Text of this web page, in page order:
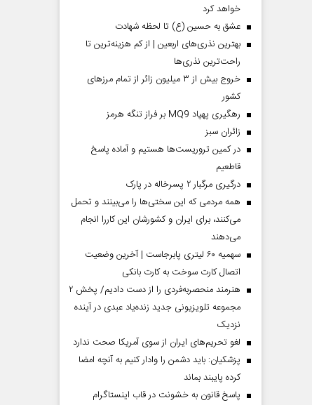
خواهد کرد
عشق به حسین (ع) تا لحظه شهادت
بهترین نذری‌های اربعین | از کم هزینه‌ترین تا
راحت‌ترین نذری‌ها
خروج بیش از ۳ میلیون زائر از تمام مرز‌های
کشور
رهگیری پهپاد MQ9 بر فراز تنگه هرمز
‌زائران سبز
در کمین تروریست‌ها هستیم و آماده پاسخ
قاطعیم
درگیری مرگبار ۲ پسرخاله در پارک
همه مردمی که این سختی‌ها را می‌بینند و تحمل
می‌کنند، برای ایران و کشورشان این کاررا انجام
می‌دهند
سهمیه ۶۰ لیتری پابرجاست | آخرین وضعیت
اتصال کارت سوخت به کارت بانکی
هنرمند منحصر‌به‌فردی را از دست دادیم/ پخش ۲
مجموعه تلویزیونی جدید زنده‌یاد عبدی در آینده
نزدیک
لغو تحریم‌های ایران از سوی آمریکا صحت ندارد
پزشکیان: باید دشمن را وادار کنیم به آنچه امضا
کرده پایبند بماند
پاسخ قانون به خشونت در قاب اینستاگرام